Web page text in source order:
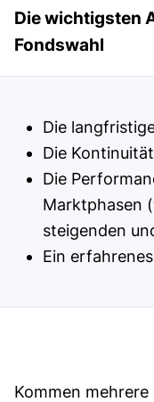
Die wichtigsten
Fondswahl
Die
Die
Die
Marktphasen
steigenden
Ein
Kommen